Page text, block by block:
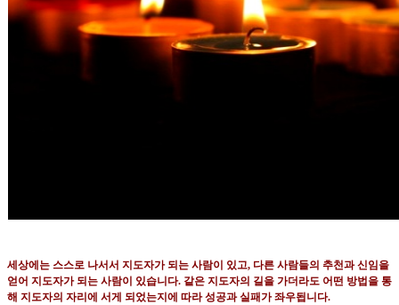
세상에는 스스로 나서서 지도자가 되는 사람이 있고, 다른 사람들의 추천과 신임을
얻어 지도자가 되는 사람이 있습니다. 같은 지도자의 길을 가더라도 어떤 방법을 통
해 지도자의 자리에 서게 되었는지에 따라 성공과 실패가 좌우됩니다.